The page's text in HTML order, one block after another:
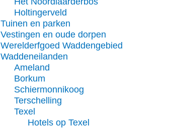
Holtingerveld
Tuinen en parken
Vestingen en oude dorpen
Werelderfgoed Waddengebied
Waddeneilanden
Ameland
Borkum
Schiermonnikoog
Terschelling
Texel
Hotels op Texel